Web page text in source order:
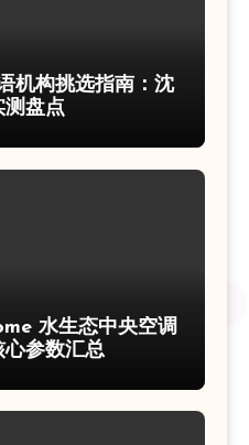
机构挑选指南：沈
测盘点
水生态中央空调
参数汇总